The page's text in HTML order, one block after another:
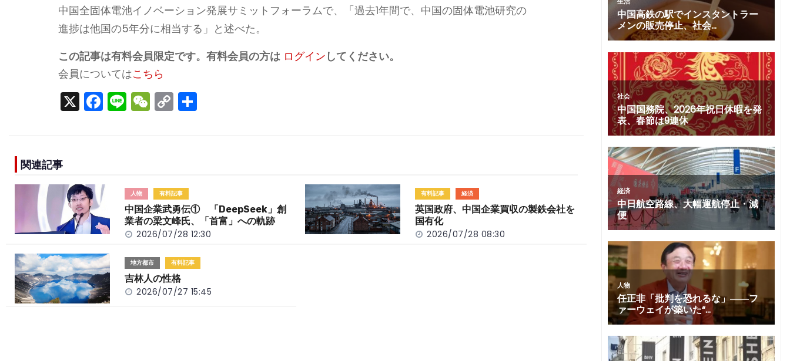
中国全固体電池イノベーション発展サミットフォーラムで、「過去1年間で、中国の固体電池研究の
進捗は他国の5年分に相当する」と述べた。
この記事は有料会員限定です。有料会員の方は ログイン してください。
会員についてはこちら
X F
a
o
o
k
Li
n
W
e
t
C
o
n
k
関連記事
人物 有料記事
中国企業武勇伝① 「DeepSeek」創
業者の梁文峰氏、「首富」への軌跡
2026/07/28 12:30
有料記事 経済
英国政府、中国企業買収の製鉄会社を
国有化
2026/07/28 08:30
地方都市 有料記事
吉林人の性格
2026/07/27 15:45